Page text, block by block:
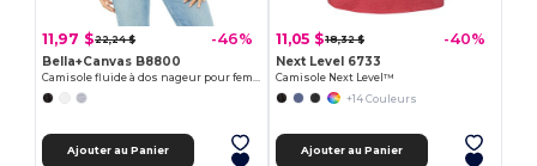
11,97 $22,24 $ -46%
Bella+Canvas B8800
Ajouter au Panier
11,05 $18,32 $ -40%
Next Level 6733
Camisole Next Level™
+14 Couleurs
Ajouter au Panier